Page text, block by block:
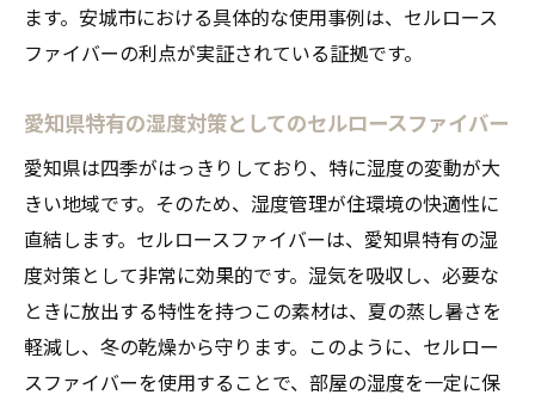
ます。安城市における具体的な使用事例は、セルロース
ファイバーの利点が実証されている証拠です。
愛知県特有の湿度対策としてのセルロースファイバー
愛知県は四季がはっきりしており、特に湿度の変動が大
きい地域です。そのため、湿度管理が住環境の快適性に
直結します。セルロースファイバーは、愛知県特有の湿
度対策として非常に効果的です。湿気を吸収し、必要な
ときに放出する特性を持つこの素材は、夏の蒸し暑さを
軽減し、冬の乾燥から守ります。このように、セルロー
スファイバーを使用することで、部屋の湿度を一定に保